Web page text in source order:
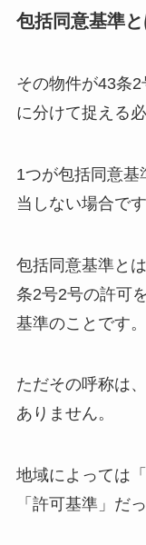
包括同意基準
その物件が43条
に分けて捉える
1つが包括同意
当しない場合です
包括同意基準と
条2号2号の許可
基準のことです。
ただその呼称は
ありません。
地域によっては
「許可基準」だ